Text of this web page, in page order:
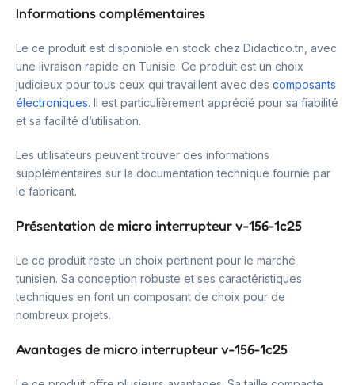
Informations complémentaires
Le ce produit est disponible en stock chez Didactico.tn, avec
une livraison rapide en Tunisie. Ce produit est un choix
judicieux pour tous ceux qui travaillent avec des composants
électroniques. Il est particulièrement apprécié pour sa fiabilité
et sa facilité d’utilisation.
Les utilisateurs peuvent trouver des informations
supplémentaires sur la documentation technique fournie par
le fabricant.
Présentation de micro interrupteur v-156-1c25
Le ce produit reste un choix pertinent pour le marché
tunisien. Sa conception robuste et ses caractéristiques
techniques en font un composant de choix pour de
nombreux projets.
Avantages de micro interrupteur v-156-1c25